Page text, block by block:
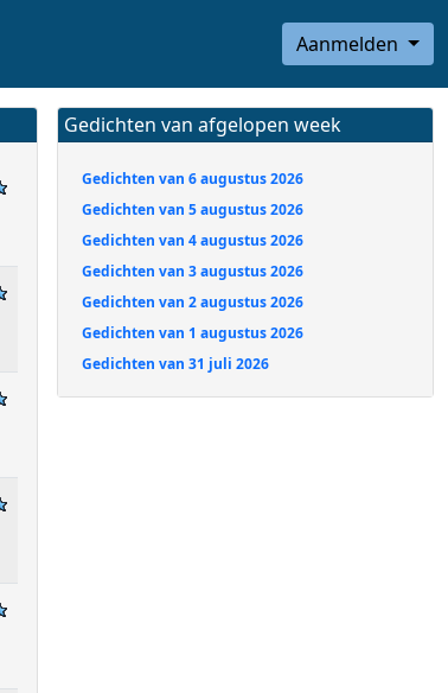
Aanmelden
Gedichten van afgelopen week
Gedichten van 6 augustus 2026
Gedichten van 5 augustus 2026
Gedichten van 4 augustus 2026
Gedichten van 3 augustus 2026
Gedichten van 2 augustus 2026
Gedichten van 1 augustus 2026
Gedichten van 31 juli 2026